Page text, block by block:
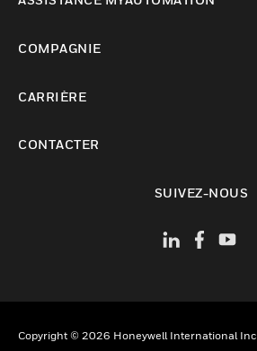
COMPAGNIE
CARRIÈRE
CONTACTER
SUIVEZ-NOUS
Copyright © 2026 Honeywell International Inc